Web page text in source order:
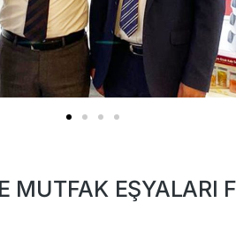
MUTFAK EŞYALARI